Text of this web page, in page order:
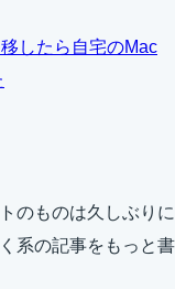
したら自宅のMac
のものは久しぶりに
系の記事をもっと書